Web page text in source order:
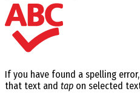
If you have found a spelling
that text and tap on selected